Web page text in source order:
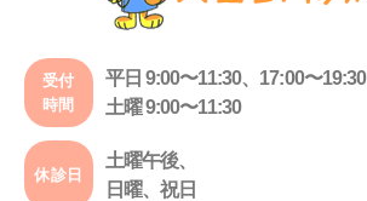
受付
時間
平日 9:00〜11:30、17:00〜19:30
土曜 9:00〜11:30
休診日
土曜午後、
日曜、祝日